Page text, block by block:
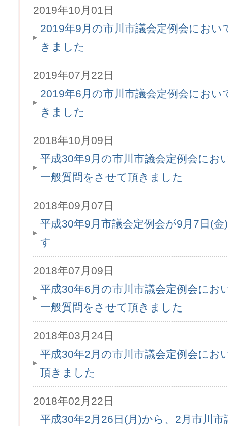
2019年10月01日
2019年9月の市川市議会定例会におい
きました
2019年07月22日
2019年6月の市川市議会定例会におい
きました
2018年10月09日
平成30年9月の市川市議会定例会にお
一般質問をさせて頂きました
2018年09月07日
平成30年9月市議会定例会が9月7日(
す
2018年07月09日
平成30年6月の市川市議会定例会にお
一般質問をさせて頂きました
2018年03月24日
平成30年2月の市川市議会定例会にお
頂きました
2018年02月22日
平成30年2月26日(月)から、2月市川